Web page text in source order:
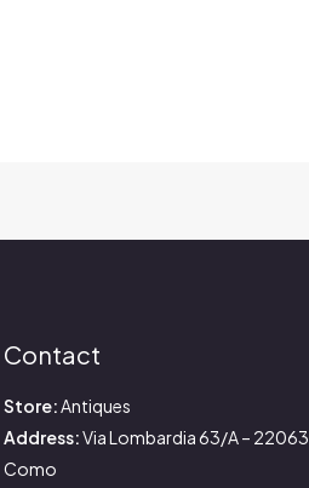
Contact
Store:Antiques
Address:Via Lombardia 63/A – 22063
Como